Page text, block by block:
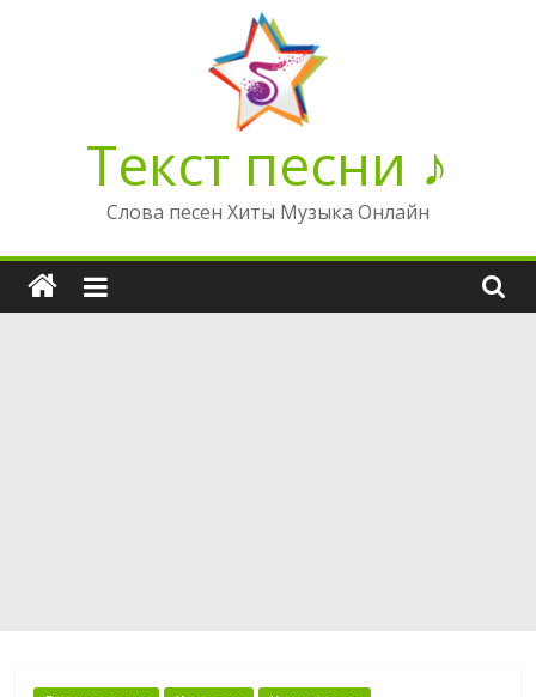
Текст песни ♪
Слова песен Хиты Музыка Онлайн